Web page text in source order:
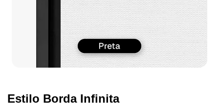
Estilo Borda Infinita